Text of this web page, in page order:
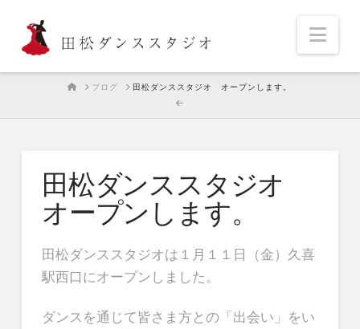
HOMEブログ 田松ダンススタジオ オープンします。
田松ダンススタジオ
オープンします。
田松ダンススタジオは１月１１日（金）久喜
駅西口にオープンしました。
ダンスを通じて皆さま方との「出会い」をい